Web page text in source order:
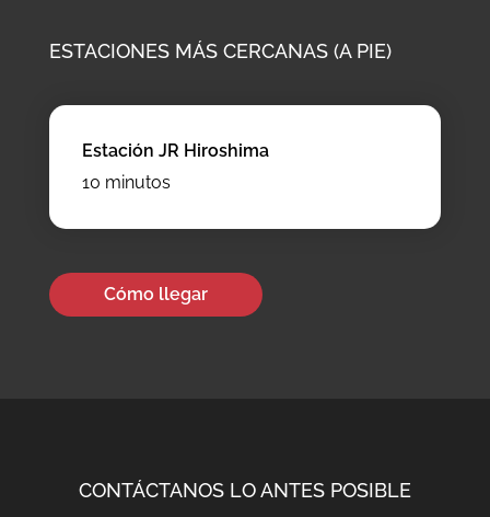
ESTACIONES MÁS CERCANAS (A PIE)
Estación JR Hiroshima
10 minutos
Cómo llegar
CONTÁCTANOS LO ANTES POSIBLE